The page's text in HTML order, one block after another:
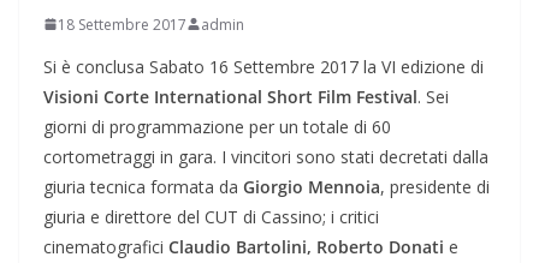
18 Settembre 2017 admin
Si è conclusa Sabato 16 Settembre 2017 la VI edizione di
Visioni Corte International Short Film Festival. Sei
giorni di programmazione per un totale di 60
cortometraggi in gara. I vincitori sono stati decretati dalla
giuria tecnica formata da Giorgio Mennoia, presidente di
giuria e direttore del CUT di Cassino; i critici
cinematografici Claudio Bartolini, Roberto Donati e